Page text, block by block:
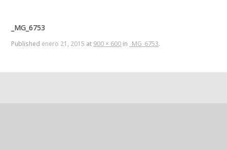
_MG_6753
Published enero 21, 2015 at 900 × 600 in _MG_6753.